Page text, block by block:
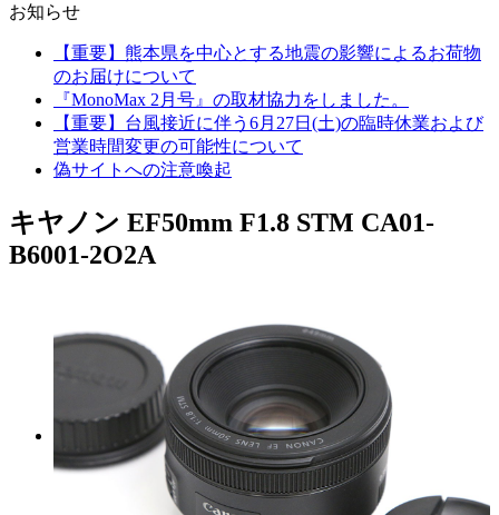
お知らせ
【重要】熊本県を中心とする地震の影響によるお荷物
のお届けについて
『MonoMax 2月号』の取材協力をしました。
【重要】台風接近に伴う6月27日(土)の臨時休業および
営業時間変更の可能性について
偽サイトへの注意喚起
キヤノン EF50mm F1.8 STM CA01-
B6001-2O2A